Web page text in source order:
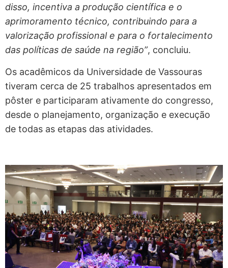
disso, incentiva a produção científica e o
aprimoramento técnico, contribuindo para a
valorização profissional e para o fortalecimento
das políticas de saúde na região”, concluiu.
Os acadêmicos da Universidade de Vassouras
tiveram cerca de 25 trabalhos apresentados em
pôster e participaram ativamente do congresso,
desde o planejamento, organização e execução
de todas as etapas das atividades.